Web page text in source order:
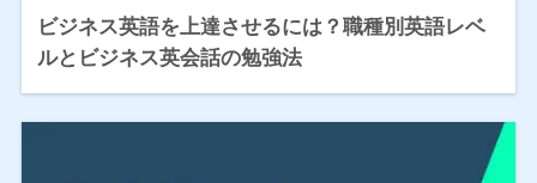
ビジネス英語を上達させるには？職種別英語レベ
ルとビジネス英会話の勉強法